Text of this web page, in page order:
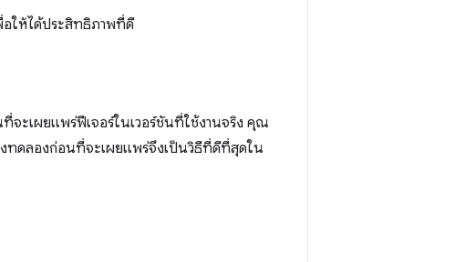
อให้ได้ประสิทธิภาพที่ดี
ะเผยแพร่ฟีเจอร์ในเวอร์ชันที่ใช้งานจริง คุณ
ทดลองก่อนที่จะเผยแพร่จึงเป็นวิธีที่ดีที่สุดใน